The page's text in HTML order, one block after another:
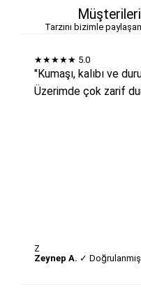
Tarzını bizimle
★★★★★ 5.0
"Kumaşı, kalıbı ve
Üzerimde çok zarif
Z
Zeynep A. ✓